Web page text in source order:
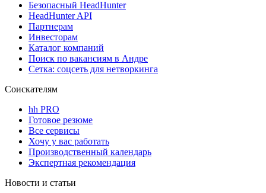
Безопасный HeadHunter
HeadHunter API
Партнерам
Инвесторам
Каталог компаний
Поиск по вакансиям в Андре
Сетка: соцсеть для нетворкинга
Соискателям
hh PRO
Готовое резюме
Все сервисы
Хочу у вас работать
Производственный календарь
Экспертная рекомендация
Новости и статьи